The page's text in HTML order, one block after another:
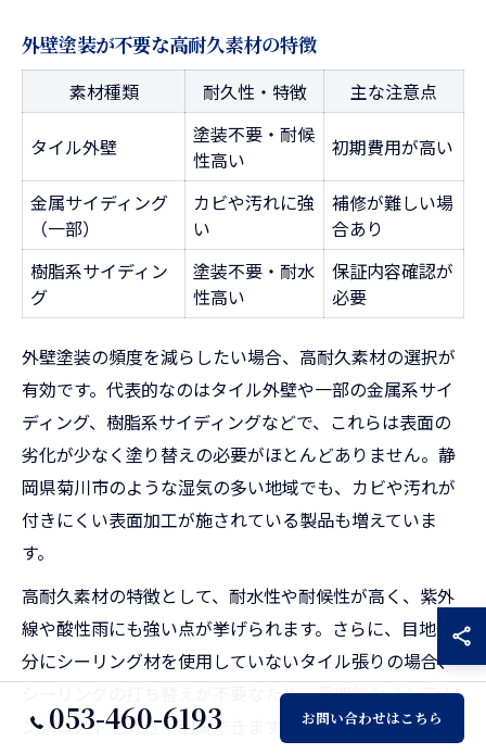
外壁塗装が不要な高耐久素材の特徴
素材種類 耐久性・特徴 主な注意点
タイル外壁
塗装不要・耐候
性高い
初期費用が高い
金属サイディング
（一部）
カビや汚れに強
い
補修が難しい場
合あり
樹脂系サイディン
グ
塗装不要・耐水
性高い
保証内容確認が
必要
外壁塗装の頻度を減らしたい場合、高耐久素材の選択が
有効です。代表的なのはタイル外壁や一部の金属系サイ
ディング、樹脂系サイディングなどで、これらは表面の
劣化が少なく塗り替えの必要がほとんどありません。静
岡県菊川市のような湿気の多い地域でも、カビや汚れが
付きにくい表面加工が施されている製品も増えていま
す。
高耐久素材の特徴として、耐水性や耐候性が高く、紫外
線や酸性雨にも強い点が挙げられます。さらに、目地部
分にシーリング材を使用していないタイル張りの場合、
シーリングの打ち替えが不要なため、長期的なメンテナ
ンスコストを大きく削減できます。
053-460-6193 お問い合わせはこちら